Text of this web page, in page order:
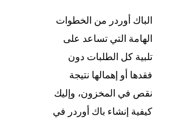
الباك أوردر من الخطوات
الهامة التي تساعد على
تلبية كل الطلبات دون
فقدها أو إهمالها نتيجة
نقص في المخزون، وإليك
كيفية إنشاء باك أوردر في